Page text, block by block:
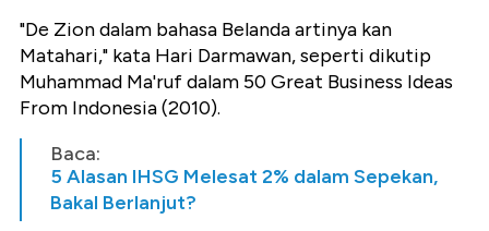
"De Zion dalam bahasa Belanda artinya kan
Matahari," kata Hari Darmawan, seperti dikutip
Muhammad Ma'ruf dalam 50 Great Business Ideas
From Indonesia (2010).
Baca:
5 Alasan IHSG Melesat 2% dalam Sepekan,
Bakal Berlanjut?